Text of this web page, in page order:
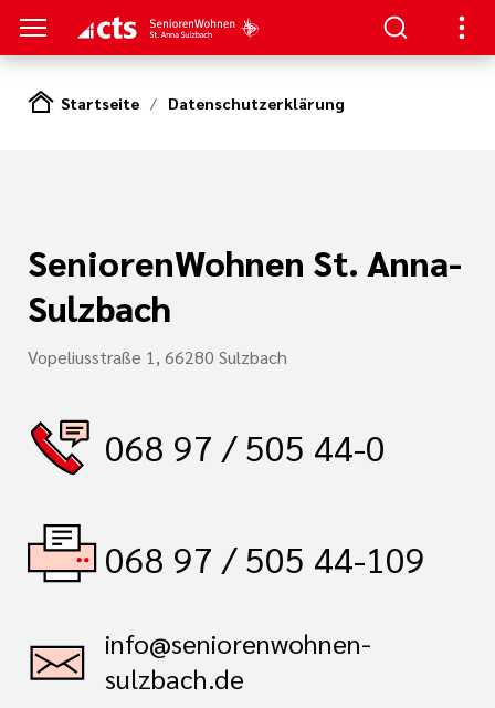
Lage
Startseite Datenschutzerklärung
SeniorenWohnen St. Anna-
Sulzbach
Vopeliusstraße 1, 66280 Sulzbach
068 97 / 505 44-0
068 97 / 505 44-109
info@seniorenwohnen-
sulzbach.de